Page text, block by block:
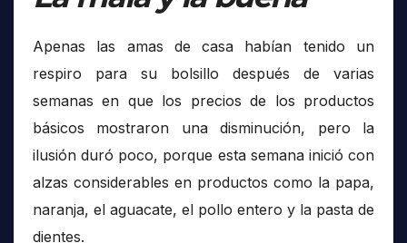
Apenas las amas de casa habían tenido un
respiro para su bolsillo después de varias
semanas en que los precios de los productos
básicos mostraron una disminución, pero la
ilusión duró poco, porque esta semana inició con
alzas considerables en productos como la papa,
naranja, el aguacate, el pollo entero y la pasta de
dientes.